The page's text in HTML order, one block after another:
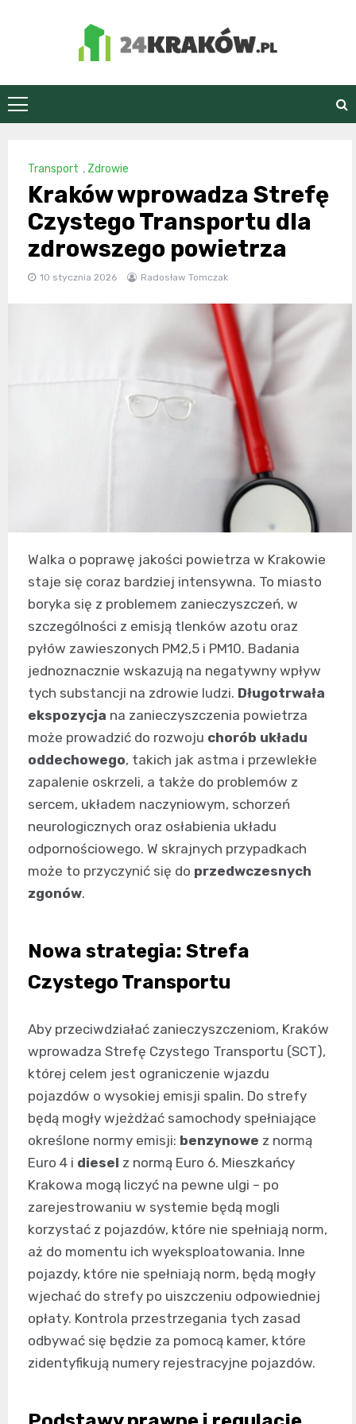
24Kraków.pl
Transport , Zdrowie
Kraków wprowadza Strefę
Czystego Transportu dla
zdrowszego powietrza
10 stycznia 2026 Radosław Tomczak
Walka o poprawę jakości powietrza w Krakowie
staje się coraz bardziej intensywna. To miasto
boryka się z problemem zanieczyszczeń, w
szczególności z emisją tlenków azotu oraz
pyłów zawieszonych PM2,5 i PM10. Badania
jednoznacznie wskazują na negatywny wpływ
tych substancji na zdrowie ludzi. Długotrwała
ekspozycja na zanieczyszczenia powietrza
może prowadzić do rozwoju chorób układu
oddechowego, takich jak astma i przewlekłe
zapalenie oskrzeli, a także do problemów z
sercem, układem naczyniowym, schorzeń
neurologicznych oraz osłabienia układu
odpornościowego. W skrajnych przypadkach
może to przyczynić się do przedwczesnych
zgonów.
Nowa strategia: Strefa
Czystego Transportu
Aby przeciwdziałać zanieczyszczeniom, Kraków
wprowadza Strefę Czystego Transportu (SCT),
której celem jest ograniczenie wjazdu
pojazdów o wysokiej emisji spalin. Do strefy
będą mogły wjeżdżać samochody spełniające
określone normy emisji: benzynowe z normą
Euro 4 i diesel z normą Euro 6. Mieszkańcy
Krakowa mogą liczyć na pewne ulgi – po
zarejestrowaniu w systemie będą mogli
korzystać z pojazdów, które nie spełniają norm,
aż do momentu ich wyeksploatowania. Inne
pojazdy, które nie spełniają norm, będą mogły
wjechać do strefy po uiszczeniu odpowiedniej
opłaty. Kontrola przestrzegania tych zasad
odbywać się będzie za pomocą kamer, które
zidentyfikują numery rejestracyjne pojazdów.